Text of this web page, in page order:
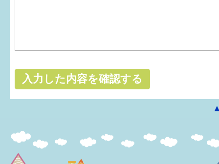
パパもママも子育て
すまいるサポート行事案内